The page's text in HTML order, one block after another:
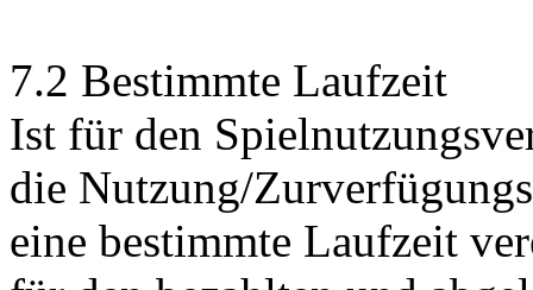
7.2 Bestimmte Laufzeit
Ist für den
die Nutzung/
eine bestimmte Laufzeit